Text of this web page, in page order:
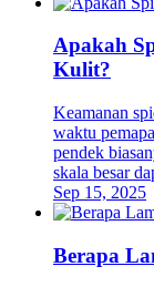
Apakah
Kulit?
Keamanan
waktu
pendek
skala besar
Sep 15, 2025
Berapa